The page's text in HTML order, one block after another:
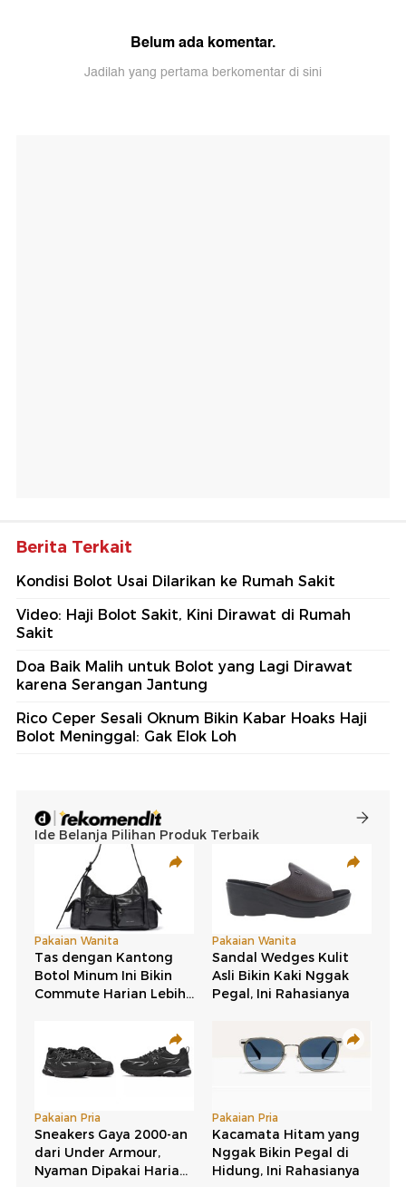
Belum ada komentar.
Jadilah yang pertama berkomentar di sini
Berita Terkait
Kondisi Bolot Usai Dilarikan ke Rumah Sakit
Video: Haji Bolot Sakit, Kini Dirawat di Rumah
Sakit
Doa Baik Malih untuk Bolot yang Lagi Dirawat
karena Serangan Jantung
Rico Ceper Sesali Oknum Bikin Kabar Hoaks Haji
Bolot Meninggal: Gak Elok Loh